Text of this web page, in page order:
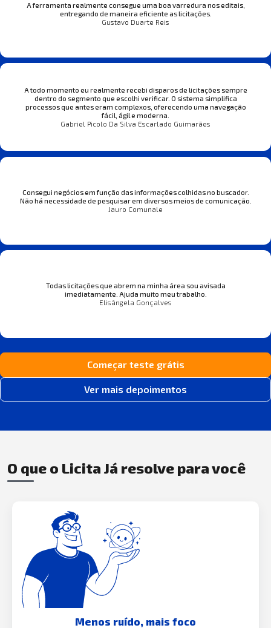
A ferramenta realmente consegue uma boa varredura nos editais,
entregando de maneira eficiente as licitações.
Gustavo Duarte Reis
A todo momento eu realmente recebi disparos de licitações sempre
dentro do segmento que escolhi verificar. O sistema simplifica
processos que antes eram complexos, oferecendo uma navegação
fácil, ágil e moderna.
Gabriel Picolo Da Silva Escarlado Guimarães
Consegui negócios em função das informações colhidas no buscador.
Não há necessidade de pesquisar em diversos meios de comunicação.
Jauro Comunale
Todas licitações que abrem na minha área sou avisada
imediatamente. Ajuda muito meu trabalho.
Elisângela Gonçalves
Começar teste grátis
Ver mais depoimentos
O que o Licita Já resolve para você
Menos ruído, mais foco